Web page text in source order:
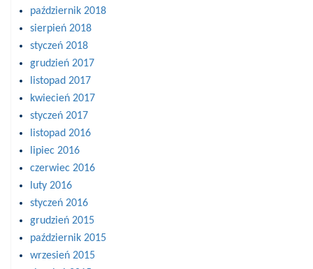
październik 2018
sierpień 2018
styczeń 2018
grudzień 2017
listopad 2017
kwiecień 2017
styczeń 2017
listopad 2016
lipiec 2016
czerwiec 2016
luty 2016
styczeń 2016
grudzień 2015
październik 2015
wrzesień 2015